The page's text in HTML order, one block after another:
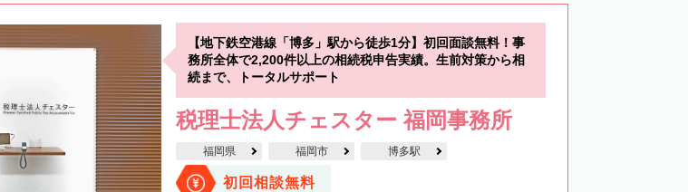
【地下鉄空港線「博多」駅から徒歩1分】初回面談無料！事
務所全体で2,200件以上の相続税申告実績。生前対策から相
続まで、トータルサポート
税理士法人チェスター 福岡事務所
福岡県 福岡市 博多駅
初回相談無料